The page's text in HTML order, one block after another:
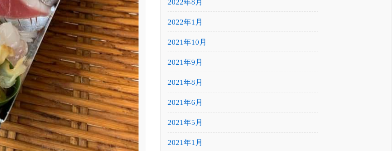
2022年8月
2022年1月
2021年10月
2021年9月
2021年8月
2021年6月
2021年5月
2021年1月